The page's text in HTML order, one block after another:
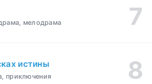
мелодрама
истины
приключения